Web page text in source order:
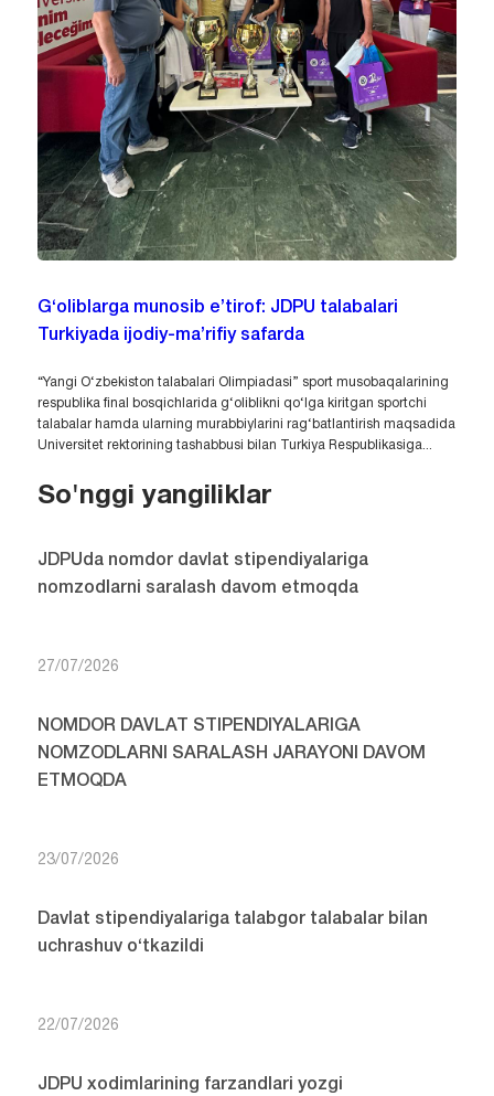
G‘oliblarga munosib e’tirof: JDPU talabalari
Turkiyada ijodiy-ma’rifiy safarda
“Yangi O‘zbekiston talabalari Olimpiadasi” sport musobaqalarining
respublika final bosqichlarida g‘oliblikni qo‘lga kiritgan sportchi
talabalar hamda ularning murabbiylarini rag‘batlantirish maqsadida
Universitet rektorining tashabbusi bilan Turkiya Respublikasiga...
So'nggi yangiliklar
JDPUda nomdor davlat stipendiyalariga
nomzodlarni saralash davom etmoqda
27/07/2026
NOMDOR DAVLAT STIPENDIYALARIGA
NOMZODLARNI SARALASH JARAYONI DAVOM
ETMOQDA
23/07/2026
Davlat stipendiyalariga talabgor talabalar bilan
uchrashuv o‘tkazildi
22/07/2026
JDPU xodimlarining farzandlari yozgi